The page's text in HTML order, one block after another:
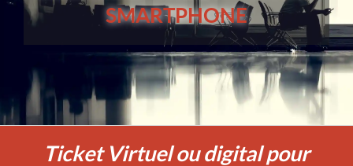
SMARTPHONE
Ticket Virtuel ou digital pour